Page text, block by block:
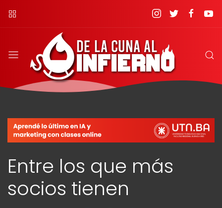
Entre los que más
socios tienen